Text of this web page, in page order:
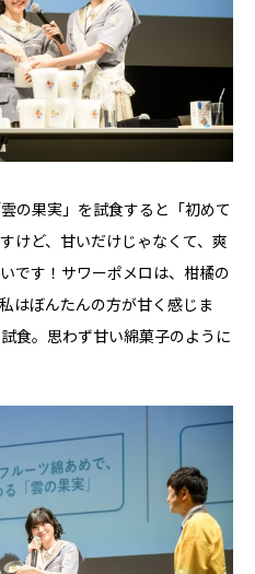
の果実」を試食すると「初めて
けど、甘いだけじゃなくて、爽
です！サワーポメロは、柑橘の
はぼんたんの方が甘く感じま
食。思わず甘い綿菓子のように